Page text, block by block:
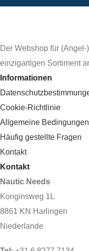
Der Webshop für
einzigartigen Sortiment
Informationen
Cookie-Richtlinie
Allgemeine
Häufig gestellte Fragen
Kontakt
Kontakt
Nautic Needs
Konginsweg 1L
8861 KN Harlingen
Niederlande